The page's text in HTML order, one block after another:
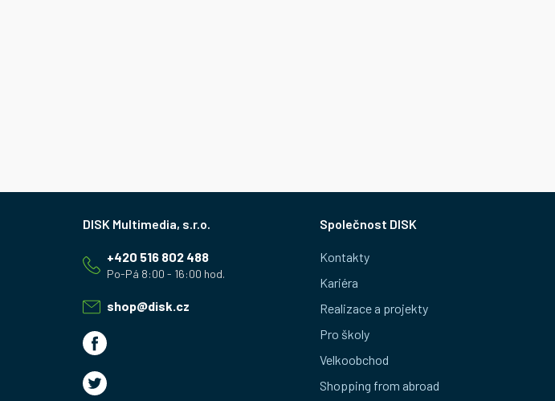
shop@disk.cz
+420 516 802 488
Společnost DISK
Kontakty
Kariéra
Realizace a projekty
Pro školy
Velkoobchod
Shopping from abroad